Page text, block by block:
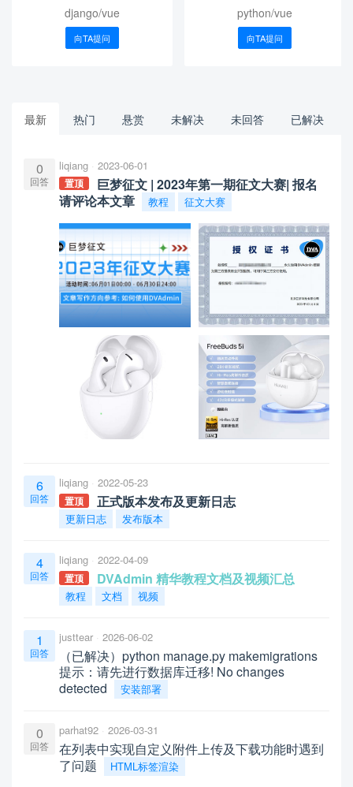
django/vue
向TA提问
python/vue
向TA提问
最新 热门 悬赏 未解决 未回答 已解决
0
回答
liqiang 2023-06-01
置顶
巨梦征文 | 2023年第一期征文大赛| 报名
请评论本文章
教程 征文大赛
6
回答
liqiang 2022-05-23
置顶 正式版本发布及更新日志
更新日志 发布版本
4
回答
liqiang 2022-04-09
置顶 DVAdmin 精华教程文档及视频汇总
教程 文档 视频
1
回答
justtear 2026-06-02
（已解决）python manage.py makemigrations
提示：请先进行数据库迁移! No changes
detected
安装部署
0
回答
parhat92 2026-03-31
在列表中实现自定义附件上传及下载功能时遇到
了问题
HTML标签渲染